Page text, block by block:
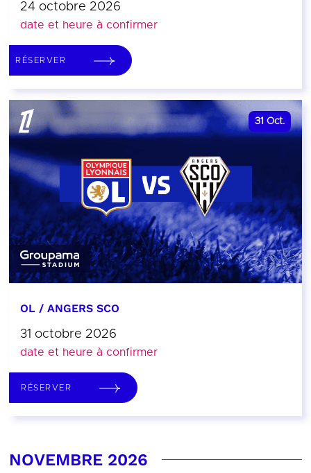
24 octobre 2026
date et heure à confirmer
RÉSERVER
31 Oct.
OL / ANGERS SCO
31 octobre 2026
date et heure à confirmer
RÉSERVER
NOVEMBRE 2026